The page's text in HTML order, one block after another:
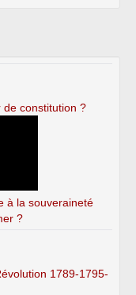
constitution ?
à la souveraineté
?
1789-1795-